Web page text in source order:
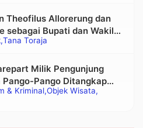
Tana Toraja
Theofilus Allorerung dan
sebagai Bupati dan Wakil
Terpilih
& Kriminal Objek Wisata
Milik Pengunjung
Pango Ditangkap